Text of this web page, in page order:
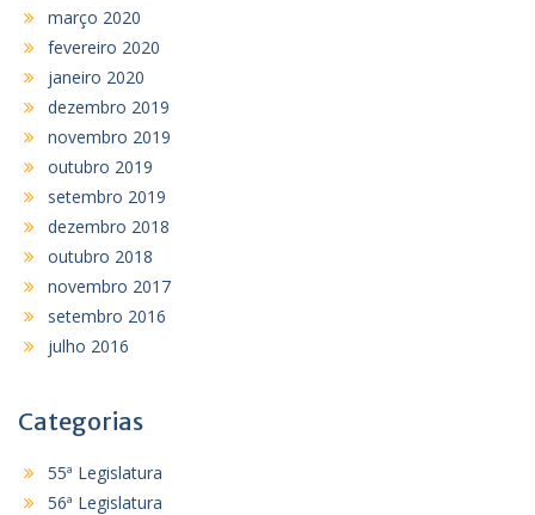
março 2020
fevereiro 2020
janeiro 2020
dezembro 2019
novembro 2019
outubro 2019
setembro 2019
dezembro 2018
outubro 2018
novembro 2017
setembro 2016
julho 2016
Categorias
55ª Legislatura
56ª Legislatura